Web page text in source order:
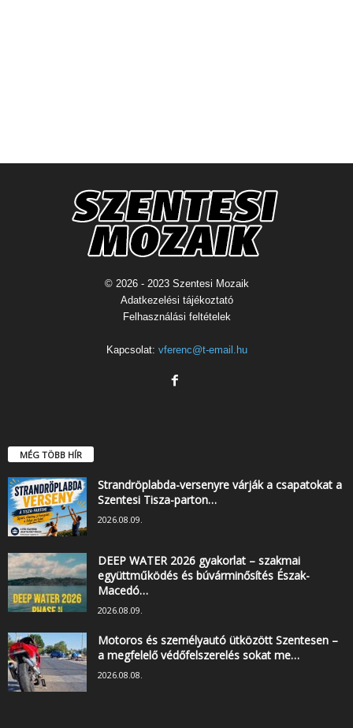
© 2026 - 2023 Szentesi Mozaik
Adatkezelési tájékoztató
Felhasználási feltételek
Kapcsolat: vferenc@t-email.hu
MÉG TÖBB HÍR
Strandröplabda-versenyre várják a csapatokat a
Szentesi Tisza-parton…
2026.08.09.
DEEP WATER 2026 gyakorlat – szakmai
együttműködés és búvárminősítés Észak-
Macedó…
2026.08.09.
Motoros és személyautó ütközött Szentesen –
a megfelelő védőfelszerelés sokat me…
2026.08.08.